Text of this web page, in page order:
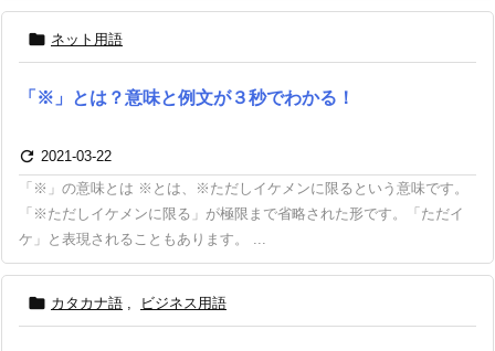
 ネット用語
「※」とは？意味と例文が３秒でわかる！
 2021-03-22
「※」の意味とは ※とは、※ただしイケメンに限るという意味です。
「※ただしイケメンに限る」が極限まで省略された形です。「ただイ
ケ」と表現されることもあります。 ...
 カタカナ語 , ビジネス用語